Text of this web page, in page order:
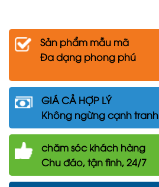
Sản phẩm mẫu mã
Đa dạng phong phú
GIÁ CẢ HỢP LÝ
Không ngừng cạnh tranh
chămsóc khách hàng
Chu đáo, tận tình, 24/7